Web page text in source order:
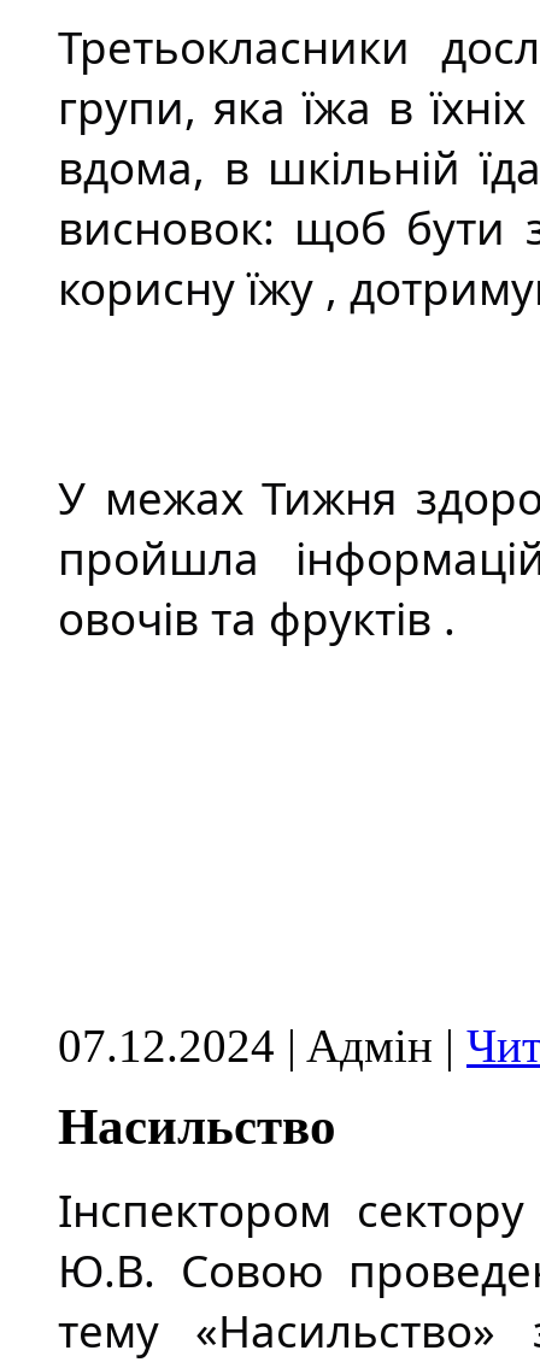
Третьокласники
групи, яка їжа в
вдома, в шкільній
висновок: щоб бути
корисну їжу ,
У межах Тижня
пройшла
овочів та фруктів .
07.12.2024 | Aдмін |
Насильство
Інспектором
Ю.В. Совою
тему